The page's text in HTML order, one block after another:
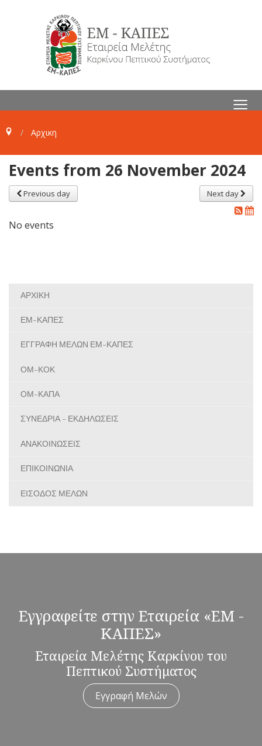
≡
Αρχικη
Events from 26 November 2024
Previous day Next day
No events
ΑΡΧΙΚΗ
ΕΜ-ΚΑΠΕΣ
ΕΓΓΡΑΦΗ ΜΕΛΩΝ ΕΜ-ΚΑΠΕΣ
ΟΜ-ΚΟΚ
ΟΜ-ΚΑΠΑ
ΣΥΝΕΔΡΙΑ - ΕΚΔΗΛΩΣΕΙΣ
ΑΝΑΚΟΙΝΩΣΕΙΣ
ΕΠΙΚΟΙΝΩΝΙΑ
ΕΙΣΟΔΟΣ ΜΕΛΩΝ
Εγγραφείτε στην Εταιρεία «ΕΜ -
ΚΑΠΕΣ»
Εταιρεία Μελέτης Καρκίνου του
Πεπτικού Συστήματος
Εγγραφή Μελών